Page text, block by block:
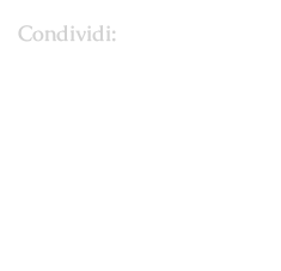
Condividi: